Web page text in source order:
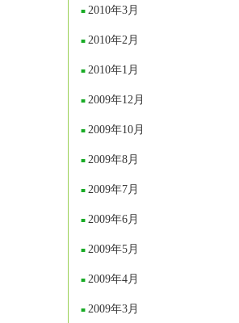
2010年3月
2010年2月
2010年1月
2009年12月
2009年10月
2009年8月
2009年7月
2009年6月
2009年5月
2009年4月
2009年3月